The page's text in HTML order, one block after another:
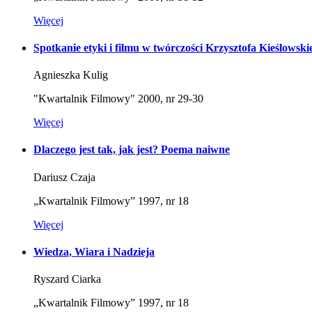
Więcej
Spotkanie etyki i filmu w twórczości Krzysztofa
Agnieszka Kulig
"Kwartalnik Filmowy" 2000, nr 29-30
Więcej
Dlaczego jest tak, jak jest? Poema naiwne
Dariusz Czaja
„Kwartalnik Filmowy” 1997, nr 18
Więcej
Wiedza, Wiara i Nadzieja
Ryszard Ciarka
„Kwartalnik Filmowy” 1997, nr 18